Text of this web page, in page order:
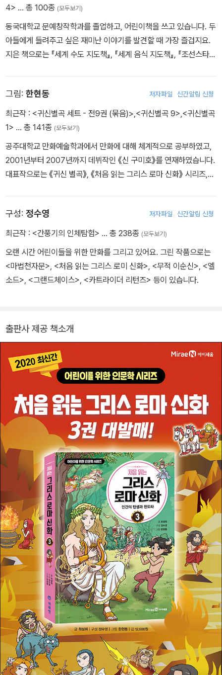
4> … 총 100종 (모두보기)
동국대학교 문예창작학과를 졸업하고, 어린이책을 쓰고 있습니다. 두
아들에게 들려주고 싶은 재미난 이야기를 발견할 때 가장 즐겁지요.
지은 책으로는 『세계 수도 지도책』, 『세계 음식 지도책』, 『조선스타실
그림: 한현동 저자파일 신간알림 신청
최근작 : <귀신별곡 세트 - 전9권 (묶음)>,<귀신별곡 9>,<귀신별곡
1> … 총 141종 (모두보기)
공주대학교 만화예술학과에서 만화에 대해 체계적으로 공부하였고,
2001년부터 2007년까지 데뷔작인 《신 구미호》를 연재하였습니다.
대표작으로는 《귀신 별곡》, 《처음 읽는 그리스 로마 신화》 시리즈,
구성: 정수영 저자파일 신간알림 신청
최근작 : <간풍기의 인체탐험> … 총 238종 (모두보기)
오랜 시간 어린이들을 위한 만화를 그리고 있어요. 그린 작품으로는
<마법천자문>, <처음 읽는 그리스 로미 신화>, <무적 이순신>, <엘
소드>, <그랜드체이스>, <카트라이더 리턴즈> 등이 있습니다.
출판사 제공 책소개